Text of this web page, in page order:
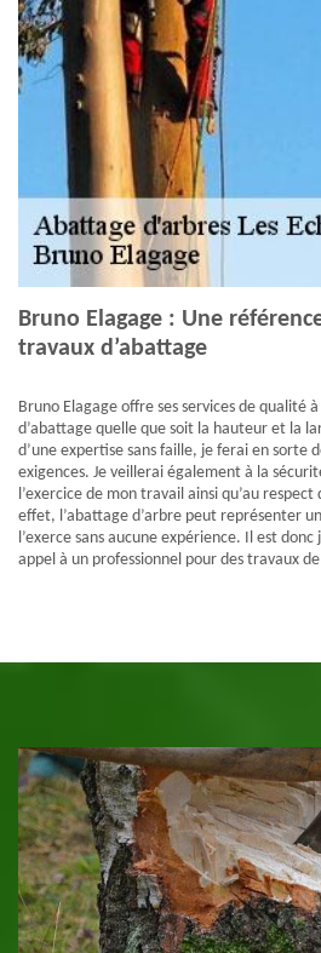
Bruno Elagage : Une
travaux d’abattage
Bruno Elagage offre ses services de qualité
d’abattage quelle que soit la hauteur et la
d’une expertise sans faille, je ferai en sorte
exigences. Je veillerai également à la
l’exercice de mon travail ainsi qu’au
effet, l’abattage d’arbre peut représenter
l’exerce sans aucune expérience. Il est donc
appel à un professionnel pour des travaux